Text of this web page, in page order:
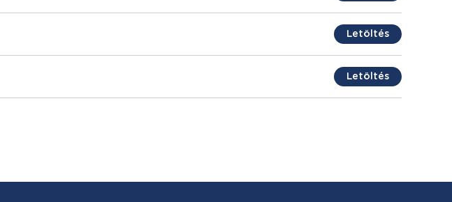
Letöltés
Letöltés